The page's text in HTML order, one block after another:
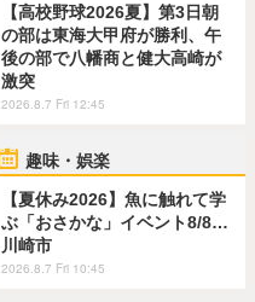
【高校野球2026夏】第3日朝
の部は東海大甲府が勝利、午
後の部で八幡商と健大高崎が
激突
2026.8.7 Fri 12:45
趣味・娯楽
【夏休み2026】魚に触れて学
ぶ「おさかな」イベント8/8…
川崎市
2026.8.7 Fri 10:45